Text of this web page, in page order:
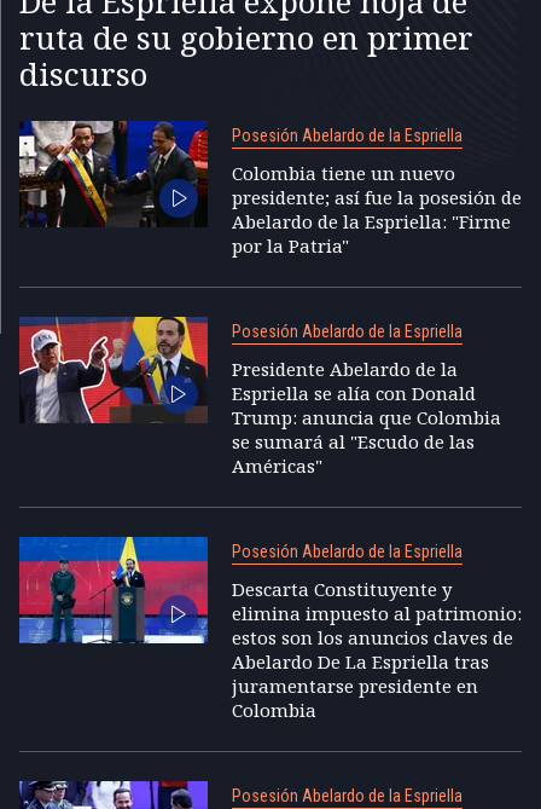
ruta de su gobierno en primer
discurso
Posesión Abelardo de la Espriella
Colombia tiene un nuevo
presidente; así fue la posesión de
Abelardo de la Espriella: "Firme
por la Patria"
Posesión Abelardo de la Espriella
Presidente Abelardo de la
Espriella se alía con Donald
Trump: anuncia que Colombia
se sumará al "Escudo de las
Américas"
Posesión Abelardo de la Espriella
Descarta Constituyente y
elimina impuesto al patrimonio:
estos son los anuncios claves de
Abelardo De La Espriella tras
juramentarse presidente en
Colombia
Posesión Abelardo de la Espriella